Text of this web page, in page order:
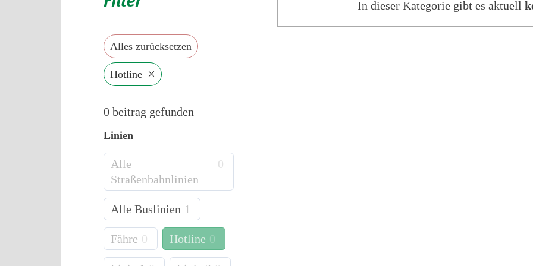
In dieser Kategorie gibt es aktuell
Alles zurücksetzen
Hotline ×
0 beitrag gefunden
Linien
Alle
Straßenbahnlinien
0
Alle Buslinien 1
Fähre 0 Hotline 0